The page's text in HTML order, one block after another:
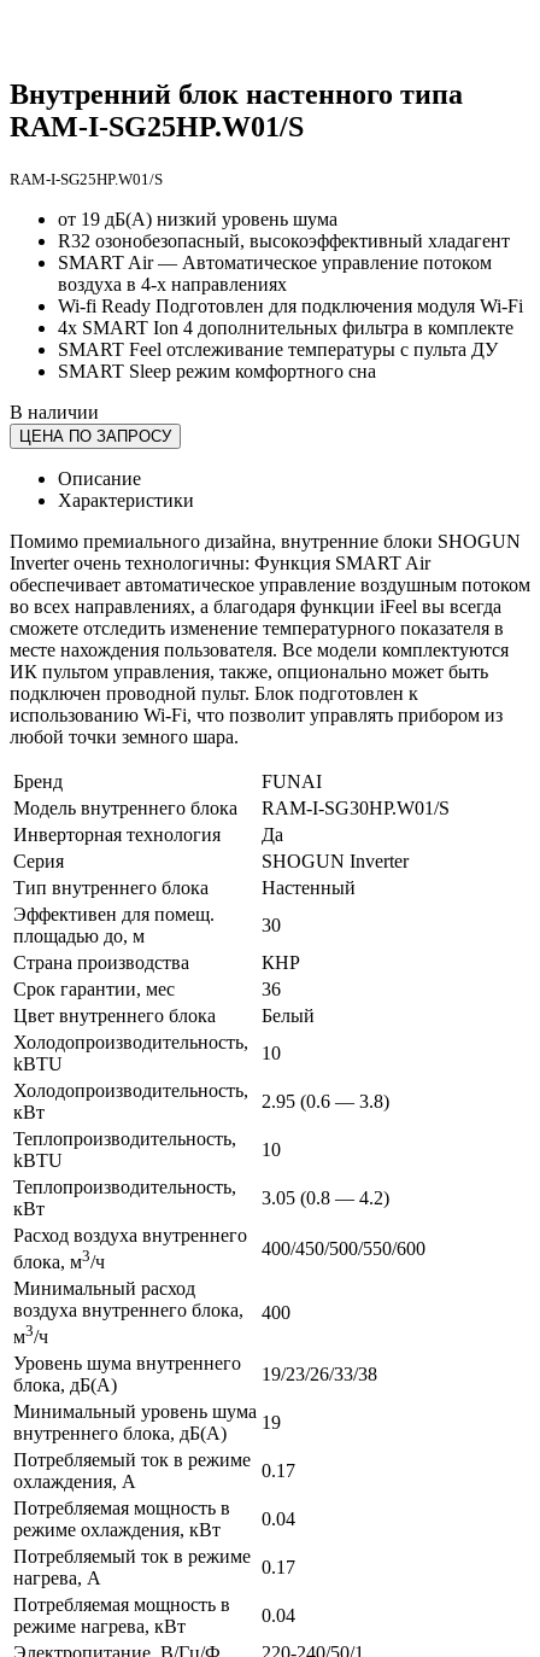
Внутренний блок настенного типа
RAM-I-SG25HP.W01/S
RAM-I-SG25HP.W01/S
от 19 дБ(А) низкий уровень шума
R32 озонобезопасный, высокоэффективный хладагент
SMART Air — Автоматическое управление потоком
воздуха в 4-х направлениях
Wi-fi Ready Подготовлен для подключения модуля Wi-Fi
4х SMART Ion 4 дополнительных фильтра в комплекте
SMART Feel отслеживание температуры с пульта ДУ
SMART Sleep режим комфортного сна
В наличии
ЦЕНА ПО ЗАПРОСУ
Описание
Характеристики
Помимо премиального дизайна, внутренние блоки SHOGUN
Inverter очень технологичны: Функция SMART Air
обеспечивает автоматическое управление воздушным потоком
во всех направлениях, а благодаря функции iFeel вы всегда
сможете отследить изменение температурного показателя в
месте нахождения пользователя. Все модели комплектуются
ИК пультом управления, также, опционально может быть
подключен проводной пульт. Блок подготовлен к
использованию Wi-Fi, что позволит управлять прибором из
любой точки земного шара.
Бренд
FUNAI
Модель внутреннего блока
RAM-I-SG30HP.W01/S
Инверторная технология
Да
Серия
SHOGUN Inverter
Тип внутреннего блока
Настенный
Эффективен для помещ.
площадью до, м
30
Страна производства
КНР
Срок гарантии, мес
36
Цвет внутреннего блока
Белый
Холодопроизводительность,
kBTU
10
Холодопроизводительность,
кВт
2.95 (0.6 — 3.8)
Теплопроизводительность,
kBTU
10
Теплопроизводительность,
кВт
3.05 (0.8 — 4.2)
Расход воздуха внутреннего
блока, м3/ч
400/450/500/550/600
Минимальный расход
воздуха внутреннего блока,
м3/ч
400
Уровень шума внутреннего
блока, дБ(А)
19/23/26/33/38
Минимальный уровень шума
внутреннего блока, дБ(А)
19
Потребляемый ток в режиме
охлаждения, А
0.17
Потребляемая мощность в
режиме охлаждения, кВт
0.04
Потребляемый ток в режиме
нагрева, А
0.17
Потребляемая мощность в
режиме нагрева, кВт
0.04
Электропитание, В/Гц/Ф
220-240/50/1